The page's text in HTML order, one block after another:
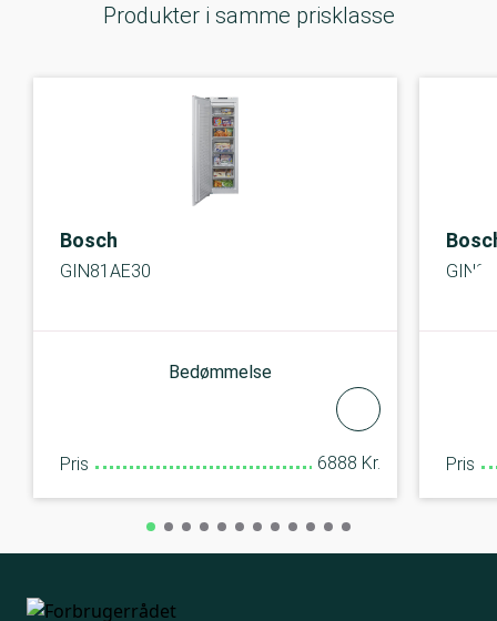
Produkter i samme prisklasse
Bosch
GIN81AE30
Bedømmelse
Pris 6888 Kr. Pris